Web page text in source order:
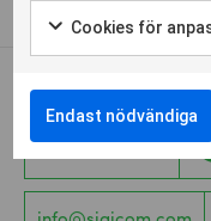
Kontakta oss
Cookies för
Endast nödvändiga